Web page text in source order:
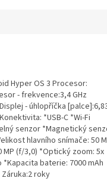
Hyper OS 3 Procesor:
- frekvence:3,4 GHz
- úhlopříčka
*USB-C *Wi-Fi
senzor *Magnetický
hlavního snímače: 50
(f/3,0) *Optický zoom: 5x
baterie: 7000 mAh
roky